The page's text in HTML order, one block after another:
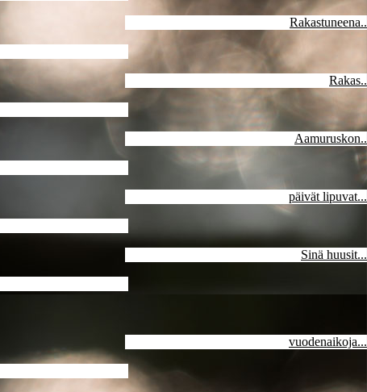
Rakastuneena..
Rakas..
Aamuruskon..
päivät lipuvat...
Sinä huusit...
vuodenaikoja...